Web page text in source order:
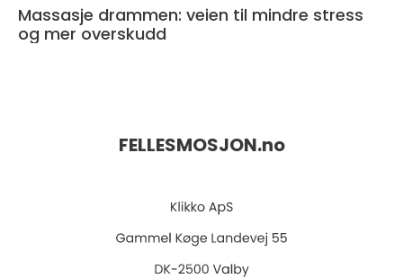
Massasje drammen: veien til mindre stress
og mer overskudd
FELLESMOSJON.no